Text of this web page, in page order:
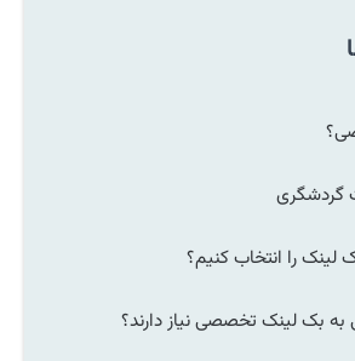
گردشگری
را انتخاب کنیم؟
بک لینک تخصصی نیاز دارند؟